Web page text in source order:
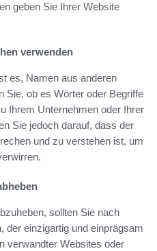
geben Sie Ihrer Website
verwenden
es, Namen aus anderen
Sie, ob es Wörter oder Begriffe
Ihrem Unternehmen oder Ihrer
Sie jedoch darauf, dass der
und zu verstehen ist, um
sollten Sie nach
der einzigartig und einprägsam
verwandter Websites oder